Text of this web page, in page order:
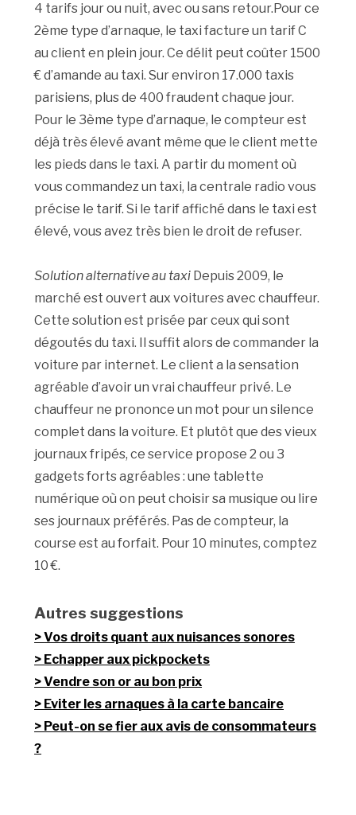
4 tarifs jour ou nuit, avec ou sans retour.Pour ce
2ème type d’arnaque, le taxi facture un tarif C
au client en plein jour. Ce délit peut coûter 1500
€ d’amande au taxi. Sur environ 17.000 taxis
parisiens, plus de 400 fraudent chaque jour.
Pour le 3ème type d’arnaque, le compteur est
déjà très élevé avant même que le client mette
les pieds dans le taxi. A partir du moment où
vous commandez un taxi, la centrale radio vous
précise le tarif. Si le tarif affiché dans le taxi est
élevé, vous avez très bien le droit de refuser.
Solution alternative au taxi Depuis 2009, le
marché est ouvert aux voitures avec chauffeur.
Cette solution est prisée par ceux qui sont
dégoutés du taxi. Il suffit alors de commander la
voiture par internet. Le client a la sensation
agréable d’avoir un vrai chauffeur privé. Le
chauffeur ne prononce un mot pour un silence
complet dans la voiture. Et plutôt que des vieux
journaux fripés, ce service propose 2 ou 3
gadgets forts agréables : une tablette
numérique où on peut choisir sa musique ou lire
ses journaux préférés. Pas de compteur, la
course est au forfait. Pour 10 minutes, comptez
10 €.
Autres suggestions
Vos droits quant aux nuisances sonores
Echapper aux pickpockets
Vendre son or au bon prix
Eviter les arnaques à la carte bancaire
Peut-on se fier aux avis de consommateurs
?